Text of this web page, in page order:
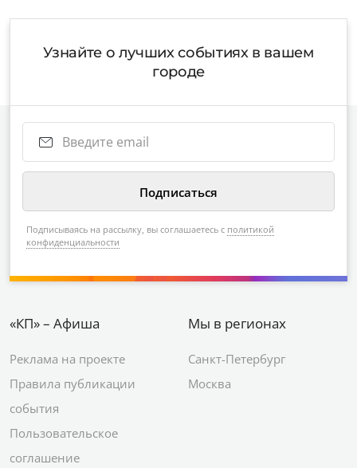
Узнайте о лучших событиях в вашем
городе
Подписываясь на рассылку, вы соглашаетесь с политикой
конфиденциальности
«КП» – Афиша
Реклама на проекте
Правила публикации
события
Пользовательское
соглашение
Мы в регионах
Санкт-Петербург
Москва